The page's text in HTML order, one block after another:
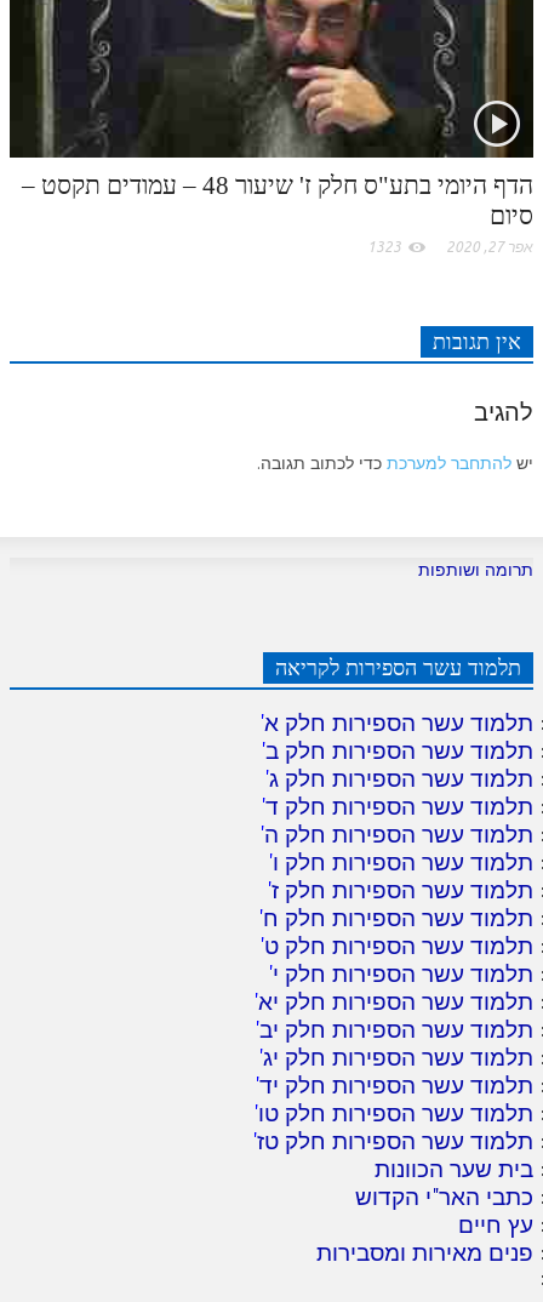
הדף היומי בתע"ס חלק ז' שיעור 48 – עמודים תקסט –
סיום
אפר 27, 2020 1323
אין תגובות
להגיב
יש להתחבר למערכת כדי לכתוב תגובה.
תרומה ושותפות
תלמוד עשר הספירות לקריאה
תלמוד עשר הספירות חלק א'
תלמוד עשר הספירות חלק ב'
תלמוד עשר הספירות חלק ג'
תלמוד עשר הספירות חלק ד'
תלמוד עשר הספירות חלק ה'
תלמוד עשר הספירות חלק ו'
תלמוד עשר הספירות חלק ז'
תלמוד עשר הספירות חלק ח'
תלמוד עשר הספירות חלק ט'
תלמוד עשר הספירות חלק י'
תלמוד עשר הספירות חלק יא'
תלמוד עשר הספירות חלק יב'
תלמוד עשר הספירות חלק יג'
תלמוד עשר הספירות חלק יד'
תלמוד עשר הספירות חלק טו'
תלמוד עשר הספירות חלק טז'
בית שער הכוונות
כתבי האר"י הקדוש
עץ חיים
פנים מאירות ומסבירות